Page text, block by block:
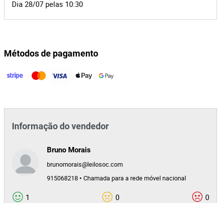
Dia 28/07 pelas 10:30
Métodos de pagamento
Informação do vendedor
Bruno Morais
brunomorais@leilosoc.com
915068218 • Chamada para a rede móvel nacional
1 0 0